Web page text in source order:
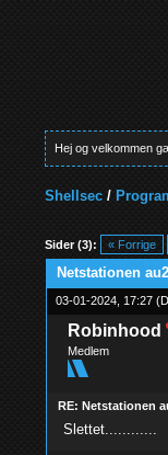
Hej og velkommen
Shellsec /
Sider (3): « Forrige
Netstationen au2
03-01-2024, 17:27
Robinhood
Medlem
RE: Netstationen
Slettet............